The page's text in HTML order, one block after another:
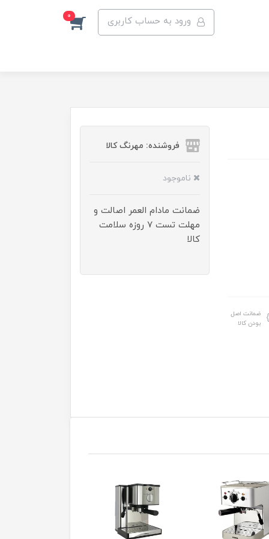
ورود به حساب کاربری 0
ضمانت اصل
بودن کالا
فروشنده: مهرنگ کالا
ناموجود
ضمانت مادام العمر اصالت و
مهلت تست ۷ روزه سلامت
کالا